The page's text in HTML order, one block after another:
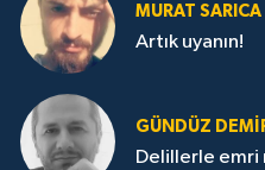
MURAT SARICA
Artık uyanın!
GÜNDÜZ
Delillerle emri